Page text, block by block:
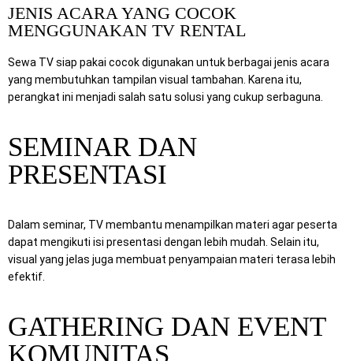
JENIS ACARA YANG COCOK
MENGGUNAKAN TV RENTAL
Sewa TV siap pakai cocok digunakan untuk berbagai jenis acara
yang membutuhkan tampilan visual tambahan. Karena itu,
perangkat ini menjadi salah satu solusi yang cukup serbaguna.
SEMINAR DAN
PRESENTASI
Dalam seminar, TV membantu menampilkan materi agar peserta
dapat mengikuti isi presentasi dengan lebih mudah. Selain itu,
visual yang jelas juga membuat penyampaian materi terasa lebih
efektif.
GATHERING DAN EVENT
KOMUNITAS